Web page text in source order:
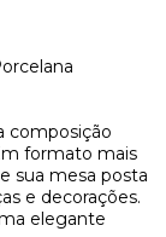
composição
formato mais
sua mesa posta
e decorações.
elegante